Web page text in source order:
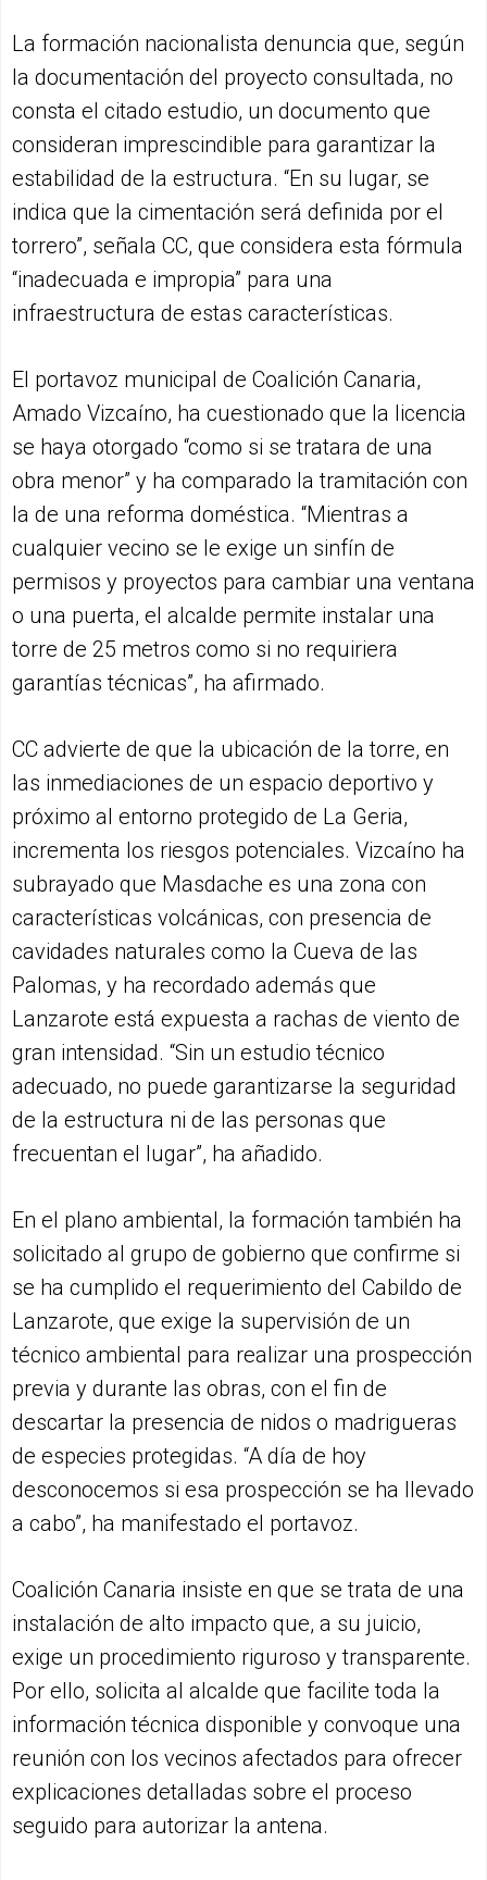
La formación nacionalista denuncia que, según
la documentación del proyecto consultada, no
consta el citado estudio, un documento que
consideran imprescindible para garantizar la
estabilidad de la estructura. “En su lugar, se
indica que la cimentación será definida por el
torrero”, señala CC, que considera esta fórmula
“inadecuada e impropia” para una
infraestructura de estas características.
El portavoz municipal de Coalición Canaria,
Amado Vizcaíno, ha cuestionado que la licencia
se haya otorgado “como si se tratara de una
obra menor” y ha comparado la tramitación con
la de una reforma doméstica. “Mientras a
cualquier vecino se le exige un sinfín de
permisos y proyectos para cambiar una ventana
o una puerta, el alcalde permite instalar una
torre de 25 metros como si no requiriera
garantías técnicas”, ha afirmado.
CC advierte de que la ubicación de la torre, en
las inmediaciones de un espacio deportivo y
próximo al entorno protegido de La Geria,
incrementa los riesgos potenciales. Vizcaíno ha
subrayado que Masdache es una zona con
características volcánicas, con presencia de
cavidades naturales como la Cueva de las
Palomas, y ha recordado además que
Lanzarote está expuesta a rachas de viento de
gran intensidad. “Sin un estudio técnico
adecuado, no puede garantizarse la seguridad
de la estructura ni de las personas que
frecuentan el lugar”, ha añadido.
En el plano ambiental, la formación también ha
solicitado al grupo de gobierno que confirme si
se ha cumplido el requerimiento del Cabildo de
Lanzarote, que exige la supervisión de un
técnico ambiental para realizar una prospección
previa y durante las obras, con el fin de
descartar la presencia de nidos o madrigueras
de especies protegidas. “A día de hoy
desconocemos si esa prospección se ha llevado
a cabo”, ha manifestado el portavoz.
Coalición Canaria insiste en que se trata de una
instalación de alto impacto que, a su juicio,
exige un procedimiento riguroso y transparente.
Por ello, solicita al alcalde que facilite toda la
información técnica disponible y convoque una
reunión con los vecinos afectados para ofrecer
explicaciones detalladas sobre el proceso
seguido para autorizar la antena.